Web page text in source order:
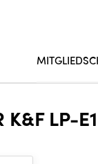
LP-